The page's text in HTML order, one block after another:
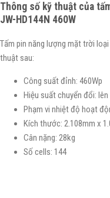
Thông số kỹ thuật của
JW-HD144N 460W
Tấm pin năng lượng mặt trời
thuật sau:
Công suất đỉnh: 460Wp
Hiệu suất chuyển đổi: lên
Phạm vi nhiệt độ hoạt
Kích thước: 2.108mm x
Cân nặng: 28kg
Số cells: 144